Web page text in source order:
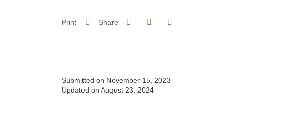
Print Share Share on Facebook
Share on LinkedIn
Submitted on November 15, 2023
Updated on August 23, 2024